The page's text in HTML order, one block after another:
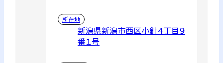
所在地
新潟県新潟市西区小針４丁目９
番１号